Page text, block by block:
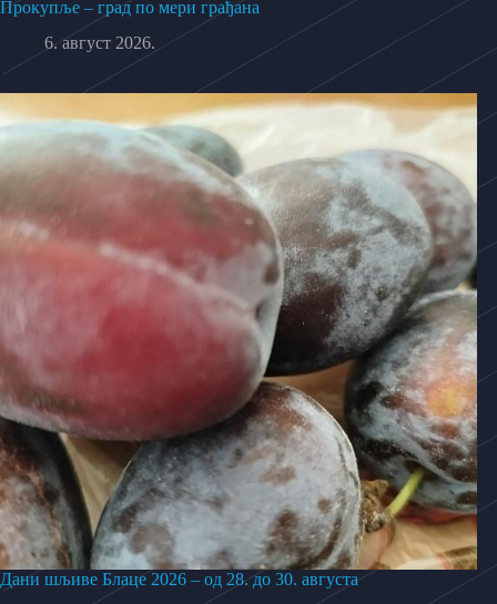
Прокупље – град по мери грађана
6. август 2026.
Дани шљиве Блаце 2026 – од 28. до 30. августа